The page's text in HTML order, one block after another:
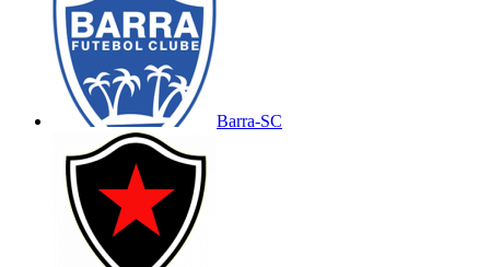
Barra-SC